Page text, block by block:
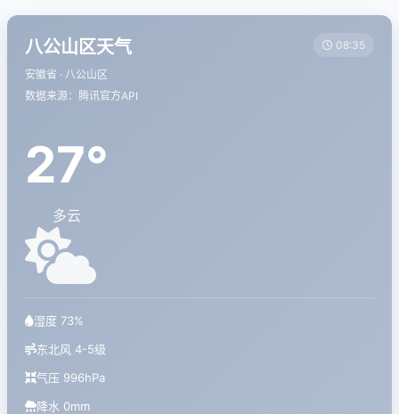
八公山区天气
安徽省 · 八公山区
数据来源：腾讯官方API
08:35
27°
多云
湿度 73%
东北风 4-5级
气压 996hPa
降水 0mm